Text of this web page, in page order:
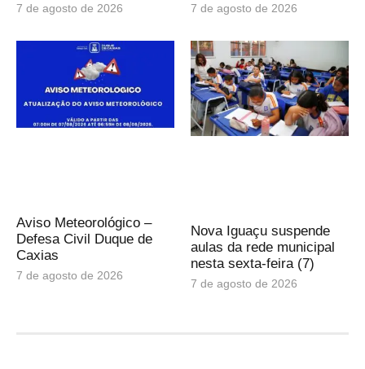
7 de agosto de 2026 7 de agosto de 2026
Aviso Meteorológico –
Defesa Civil Duque de
Caxias
7 de agosto de 2026
Nova Iguaçu suspende
aulas da rede municipal
nesta sexta-feira (7)
7 de agosto de 2026